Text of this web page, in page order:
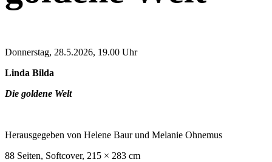
Donnerstag, 28.5.2026, 19.00 Uhr
Linda Bilda
Die goldene Welt
Herausgegeben von Helene Baur und Melanie Ohnemus
88 Seiten, Softcover, 215 × 283 cm